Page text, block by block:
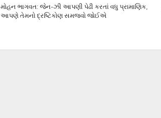
મોહન ભાગવત: જેન-ઝી આપણી પેઢી કરતાં વધુ પ્રામાણિક,
આપણે તેમનો દ્રષ્ટિકોણ સમજવો જોઈએ